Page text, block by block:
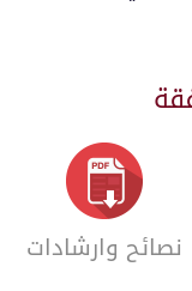
نصائح وارشادات